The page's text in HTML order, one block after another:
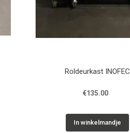
Roldeurkast INOFEC
€135.00
In winkelmandje